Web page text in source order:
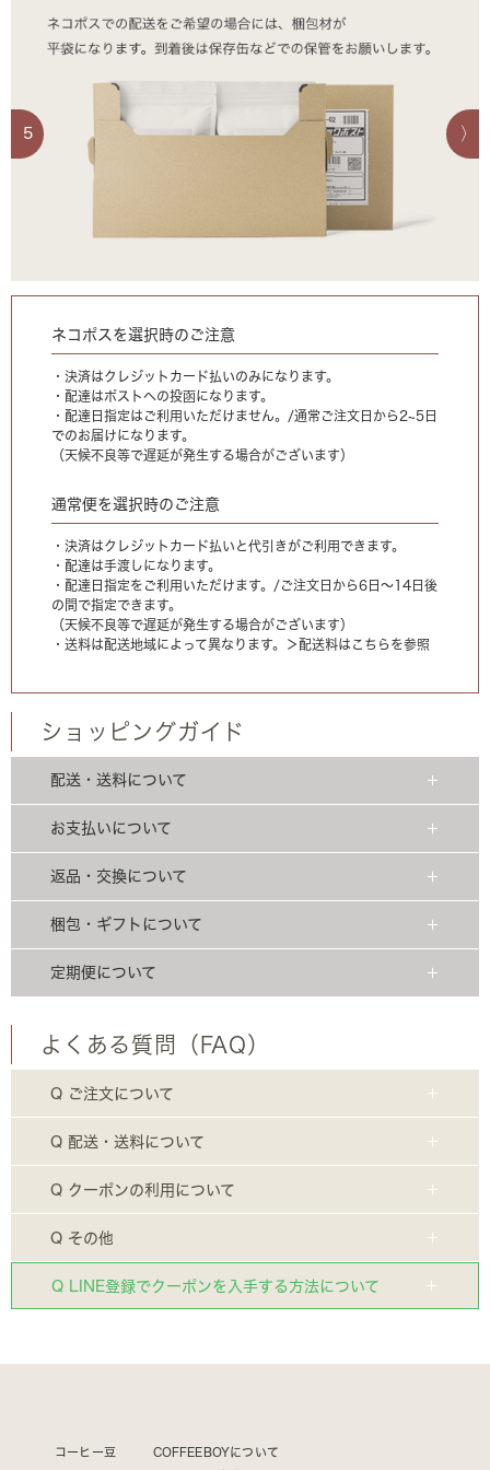
5
ネコポスを選択時のご注意
・決済はクレジットカード払いのみになります。
・配達はポストへの投函になります。
・配達日指定はご利用いただけません。/通常ご注文日から2~5日
でのお届けになります。
（天候不良等で遅延が発生する場合がございます）
通常便を選択時のご注意
・決済はクレジットカード払いと代引きがご利用できます。
・配達は手渡しになります。
・配達日指定をご利用いただけます。/ご注文日から6日〜14日後
の間で指定できます。
（天候不良等で遅延が発生する場合がございます）
・送料は配送地域によって異なります。
＞配送料はこちらを参照
ショッピングガイド
配送・送料について
お支払いについて
返品・交換について
梱包・ギフトについて
定期便について
よくある質問（FAQ）
Q ご注文について
Q 配送・送料について
Q クーポンの利用について
Q その他
Q LINE登録でクーポンを入手する方法について
コーヒー豆 COFFEEBOYについて